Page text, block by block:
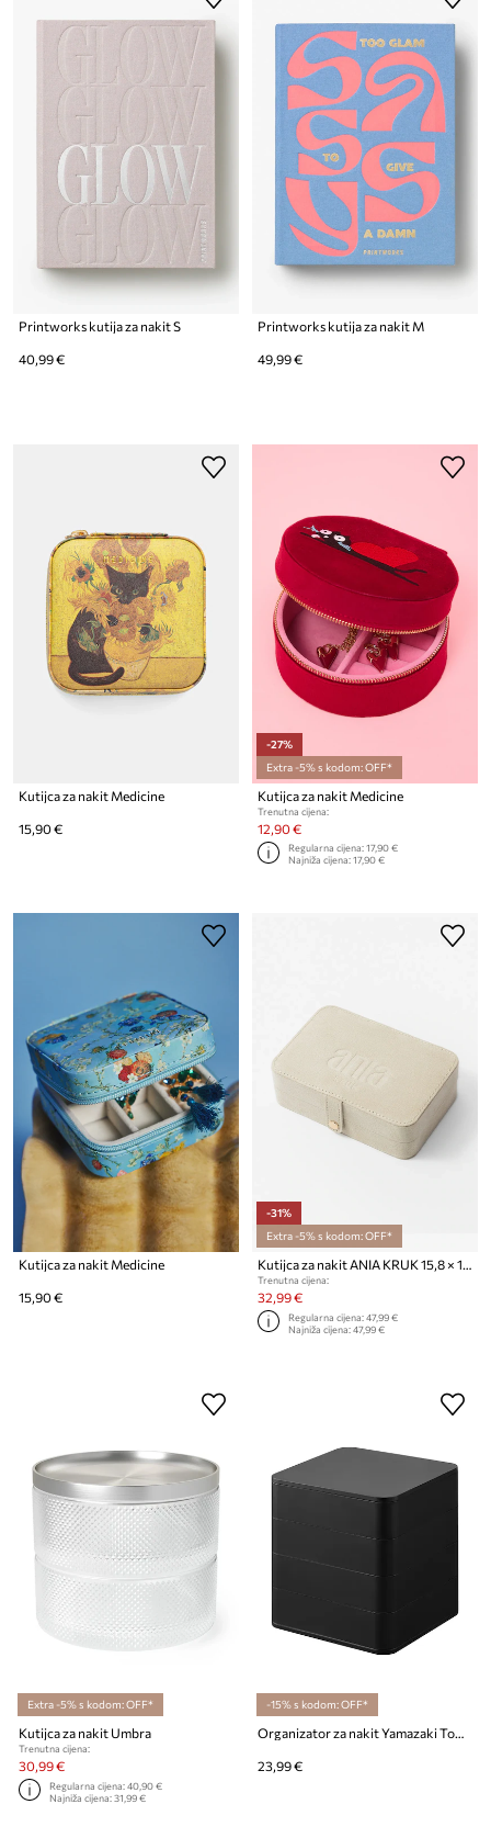
Printworks kutija za nakit S
40,99 €
Printworks kutija za nakit M
49,99 €
Kutijca za nakit Medicine
15,90 €
-27%
Extra -5% s kodom: OFF*
Kutijca za nakit Medicine
Trenutna cijena:
12,90 €
Regularna cijena:17,90 €
Najniža cijena:17,90 €
Kutijca za nakit Medicine
15,90 €
-31%
Extra -5% s kodom: OFF*
Kutijca za nakit ANIA KRUK 15,8 × 10,8 × 4,8 cm
Trenutna cijena:
32,99 €
Regularna cijena:47,99 €
Najniža cijena:47,99 €
Extra -5% s kodom: OFF*
Kutijca za nakit Umbra
Trenutna cijena:
30,99 €
Regularna cijena:40,90 €
Najniža cijena:31,99 €
-15% s kodom: OFF*
Organizator za nakit Yamazaki Tower 9 x 9 x 10 cm
23,99 €